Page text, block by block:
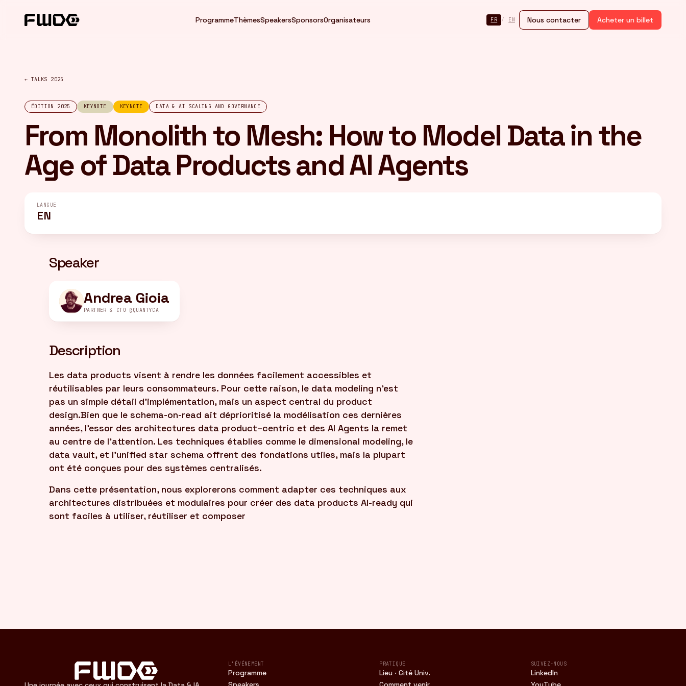
ProgrammeThèmesSpeakersSponsorsOrganisateurs FR / EN Nous contacter Acheter un billet
← TALKS 2025
ÉDITION 2025 KEYNOTE KEYNOTE DATA & AI SCALING AND GOVERNANCE
From Monolith to Mesh: How to Model Data in the
Age of Data Products and AI Agents
LANGUE
EN
Speaker
Andrea Gioia
PARTNER & CTO @QUANTYCA
Description
Les data products visent à rendre les données facilement accessibles et
réutilisables par leurs consommateurs. Pour cette raison, le data modeling n'est
pas un simple détail d'implémentation, mais un aspect central du product
design.Bien que le schema-on-read ait déprioritisé la modélisation ces dernières
années, l'essor des architectures data product–centric et des AI Agents la remet
au centre de l'attention. Les techniques établies comme le dimensional modeling, le
data vault, et l'unified star schema offrent des fondations utiles, mais la plupart
ont été conçues pour des systèmes centralisés.
Dans cette présentation, nous explorerons comment adapter ces techniques aux
architectures distribuées et modulaires pour créer des data products AI-ready qui
sont faciles à utiliser, réutiliser et composer
L'ÉVÉNEMENT
Programme
PRATIQUE
Lieu · Cité Univ.
SUIVEZ-NOUS
LinkedIn